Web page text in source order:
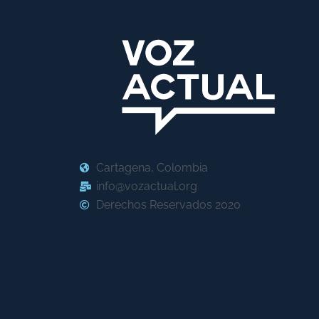
Cartagena, Colombia
info@vozactual.org
Derechos Reservados 2020